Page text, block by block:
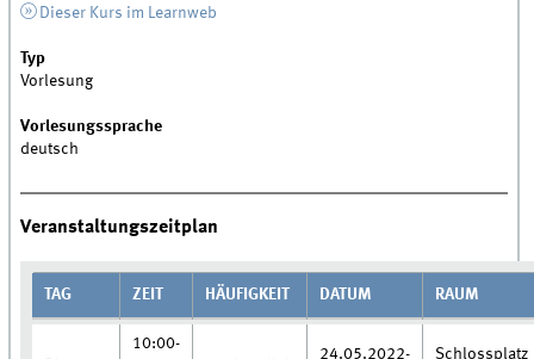
Dieser Kurs im Learnweb
Typ
Vorlesung
Vorlesungssprache
deutsch
Veranstaltungszeitplan
TAG ZEIT HÄUFIGKEIT DATUM RAUM
10:00-
24.05.2022-
Schlossplatz